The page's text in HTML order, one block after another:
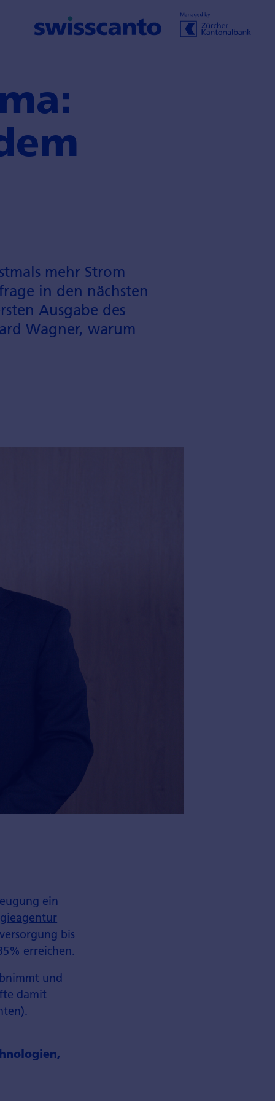
mehr Strom
in den nächsten
Ausgabe des
Wagner, warum
ein
bis
erreichen.
und
damit